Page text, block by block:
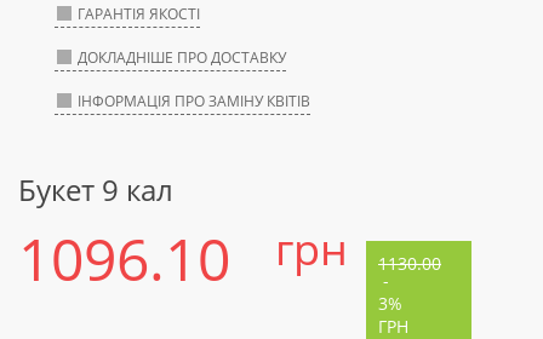
ГАРАНТІЯ ЯКОСТІ
ДОКЛАДНІШЕ ПРО ДОСТАВКУ
ІНФОРМАЦІЯ ПРО ЗАМІНУ КВІТІВ
Букет 9 кал
1096.10 грн 1130.00
-
3%
ГРН